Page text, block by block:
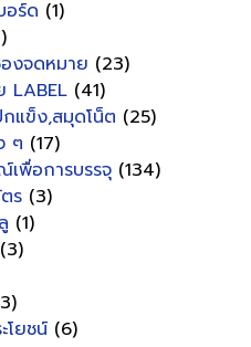
อร์ด (1)
งจดหมาย (23)
LABEL (41)
แข็ง,สมุดโน็ต (25)
ๆ (17)
เพื่อการบรรจุ (134)
ร (3)
(1)
(3)
โยชน์ (6)